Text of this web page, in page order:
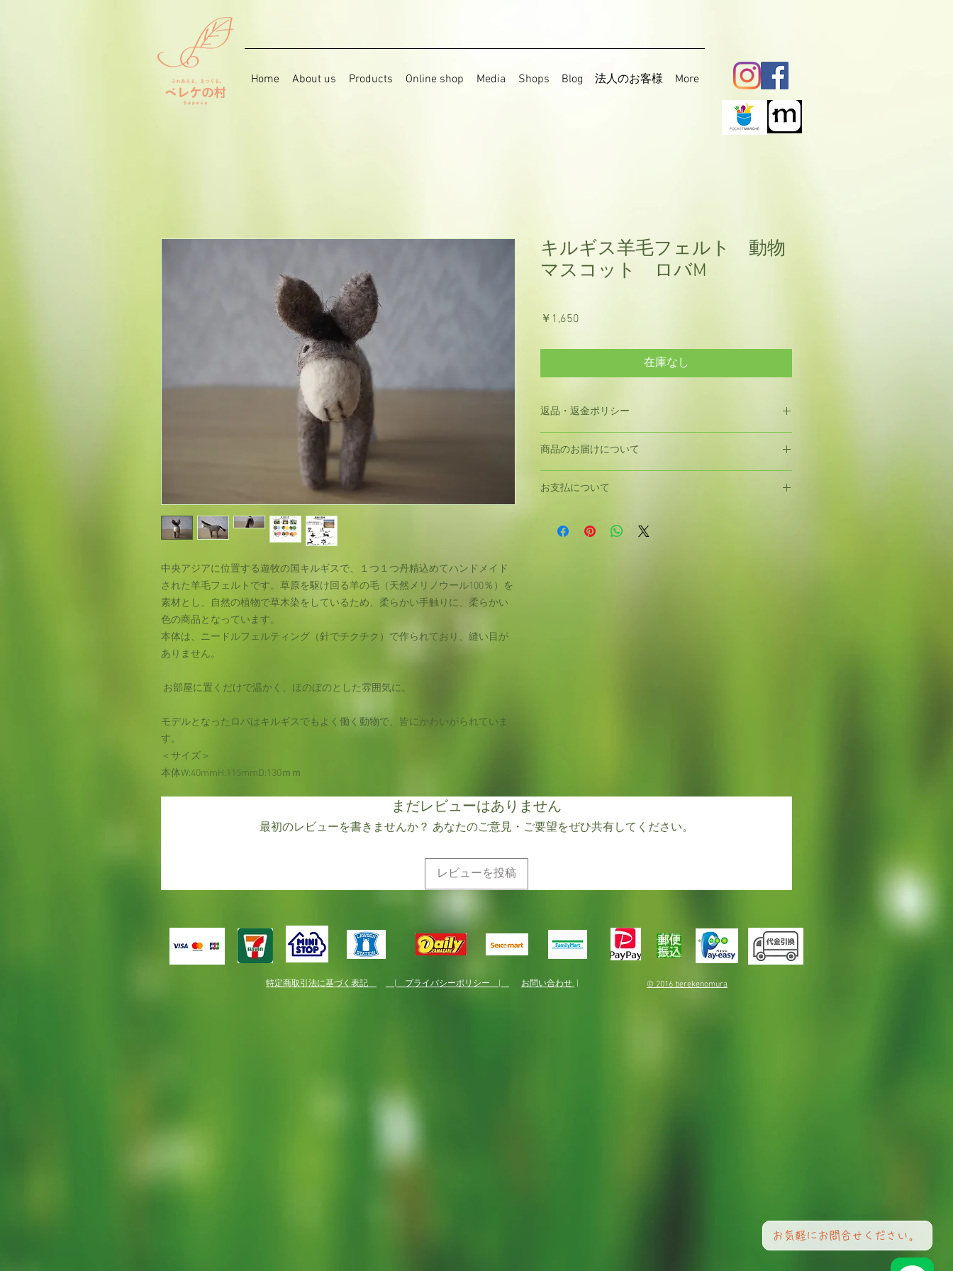
Home About us Products Online shop Media Shops Blog 法人のお客様 More
中央アジアに位置する遊牧の国キルギスで、１つ１つ丹精込めてハンドメイド
された羊毛フェルトです。草原を駆け回る羊の毛（天然メリノウール100％）を
素材とし、自然の植物で草木染をしているため、柔らかい手触りに、柔らかい
色の商品となっています。
本体は、ニードルフェルティング（針でチクチク）で作られており、縫い目が
ありません。
お部屋に置くだけで温かく、ほのぼのとした雰囲気に。
モデルとなったロバはキルギスでもよく働く動物で、皆にかわいがられていま
す。
＜サイズ＞
本体W:40mmH:115mmD:130ｍｍ
キルギス羊毛フェルト 動物
マスコット ロバM
￥1,650
在庫なし
返品・返金ポリシー
しておりません。但し、当ショップの都合による商品不
良品、破損の場合、商品到着7日以内に当ショップまで
ご連絡ください。ご連絡後、送料は当ショップの負担で
商品のお届けについて
ご入金確認後、１週間以内のお届けをいたします。
ご注文確定後、１週間以内のお届けをいたします。商品
配達時にお支払い下さい。
お支払について
決済があります。クレジットカード決済はVisa、
まだレビューはありません
最初のレビューを書きませんか？ あなたのご意見・ご要望をぜひ共有してください。
レビューを投稿
お気軽にお問合せください。
特定商取引法に基づく表記 | プライバシーポリシー | © 2016 berekenomura
お問い合わせ